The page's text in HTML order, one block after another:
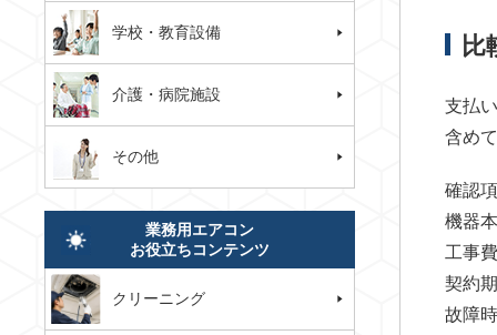
比
支払
含め
確認
機器
工事費
契約
故障
学校・教育設備
介護・病院施設
その他
業務用エアコン
お役立ちコンテンツ
クリーニング